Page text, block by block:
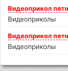
Видеоприкол
Видеоприколы
Видеоприкол
Видеоприколы